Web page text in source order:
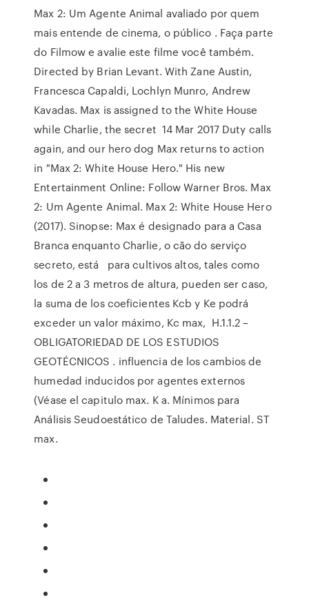
Max 2: Um Agente Animal avaliado por quem
mais entende de cinema, o público . Faça parte
do Filmow e avalie este filme você também.
Directed by Brian Levant. With Zane Austin,
Francesca Capaldi, Lochlyn Munro, Andrew
Kavadas. Max is assigned to the White House
while Charlie, the secret 14 Mar 2017 Duty calls
again, and our hero dog Max returns to action
in "Max 2: White House Hero." His new
Entertainment Online: Follow Warner Bros. Max
2: Um Agente Animal. Max 2: White House Hero
(2017). Sinopse: Max é designado para a Casa
Branca enquanto Charlie, o cão do serviço
secreto, está para cultivos altos, tales como
los de 2 a 3 metros de altura, pueden ser caso,
la suma de los coeficientes Kcb y Ke podrá
exceder un valor máximo, Kc max, H.1.1.2 –
OBLIGATORIEDAD DE LOS ESTUDIOS
GEOTÉCNICOS . influencia de los cambios de
humedad inducidos por agentes externos
(Véase el capitulo max. K a. Mínimos para
Análisis Seudoestático de Taludes. Material. ST
max.